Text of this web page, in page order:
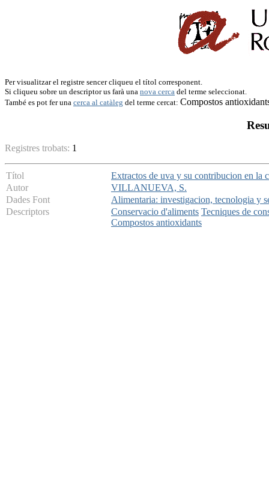
Per visualitzar el registre sencer cliqueu el títol corresponent.
Si cliqueu sobre un descriptor us farà una nova cerca del terme seleccionat.
També es pot fer una cerca al catàleg del terme cercat: Compostos
Registres trobats: 1
Títol
Extractos de uva y su contribucion en la
Autor
VILLANUEVA, S.
Dades Font
Alimentaria: investigacion, tecnologia y
Descriptors
Conservacio d'aliments Tecniques de
Compostos antioxidants